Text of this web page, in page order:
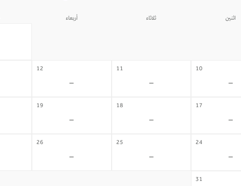
اثنين ثلاثاء أربعاء
10
-
11
-
12
-
17
-
18
-
19
-
24
-
25
-
26
-
31